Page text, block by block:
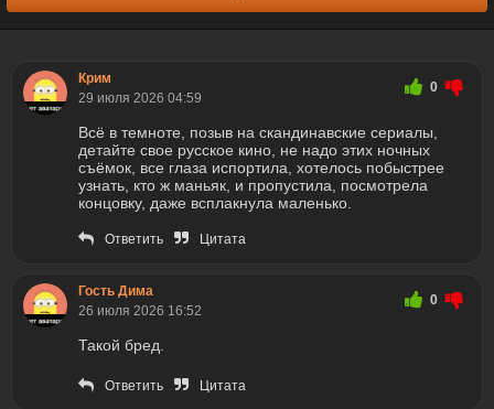
Крим
29 июля 2026 04:59
0
Всё в темноте, позыв на скандинавские сериалы,
детайте свое русское кино, не надо этих ночных
съёмок, все глаза испортила, хотелось побыстрее
узнать, кто ж маньяк, и пропустила, посмотрела
концовку, даже всплакнула маленько.
Ответить Цитата
Гость Дима
26 июля 2026 16:52
0
Такой бред.
Ответить Цитата